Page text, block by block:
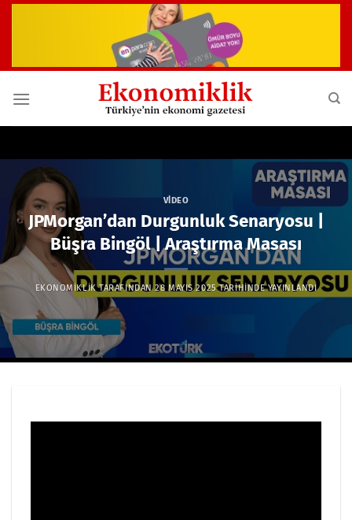
VIDEO
JPMorgan’dan Durgunluk Senaryosu |
Büşra Bingöl | Araştırma Masası
EKONOMIKLIKTARAFINDAN 28 MAYIS 2025TARIHINDE YAYINLANDI